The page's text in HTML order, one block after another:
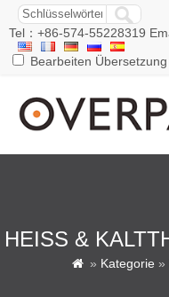
Tel：+86-574-55228319
Bearbeiten Übersetzung
HEISS &
 » Kategorie »